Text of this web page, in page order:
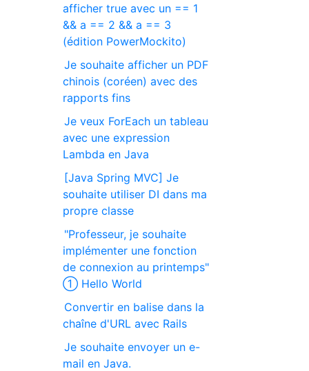
afficher true avec un == 1
&& a == 2 && a == 3
(édition PowerMockito)
Je souhaite afficher un PDF
chinois (coréen) avec des
rapports fins
Je veux ForEach un tableau
avec une expression
Lambda en Java
[Java Spring MVC] Je
souhaite utiliser DI dans ma
propre classe
"Professeur, je souhaite
implémenter une fonction
de connexion au printemps"
① Hello World
Convertir en balise dans la
chaîne d'URL avec Rails
Je souhaite envoyer un e-
mail en Java.